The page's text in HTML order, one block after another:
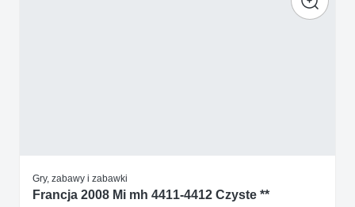
Gry, zabawy i zabawki
Francja 2008 Mi mh 4411-4412 Czyste **